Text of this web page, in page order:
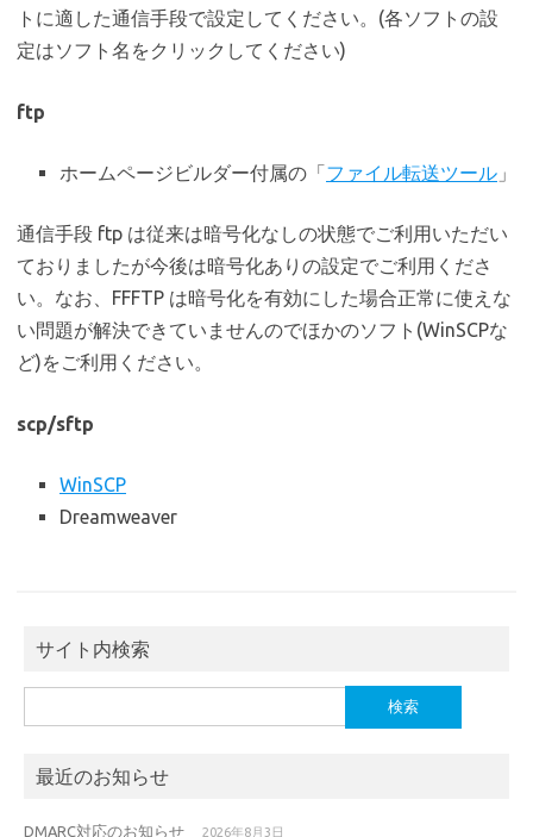
トに適した通信手段で設定してください。(各ソフトの設
定はソフト名をクリックしてください)
ftp
ホームページビルダー付属の「ファイル転送ツール 」
通信手段 ftp は従来は暗号化なしの状態でご利用いただい
ておりましたが今後は暗号化ありの設定でご利用くださ
い。なお、FFFTP は暗号化を有効にした場合正常に使えな
い問題が解決できていませんのでほかのソフト(WinSCPな
ど)をご利用ください。
scp/sftp
WinSCP
Dreamweaver
サイト内検索
索:
最近のお知らせ
DMARC対応のお知らせ 2026年8月3日